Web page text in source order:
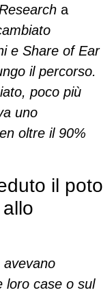
a
e Share of Ear
il percorso.
poco più
uno
oltre il 90%
il poto
avevano
loro case o sul